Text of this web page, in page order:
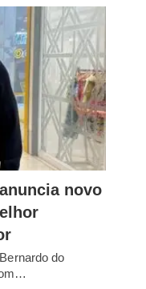
novo
do